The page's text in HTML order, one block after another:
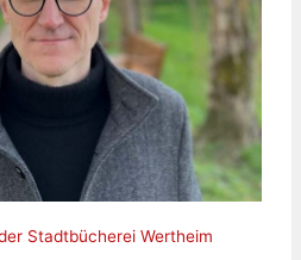
Stadtbücherei Wertheim